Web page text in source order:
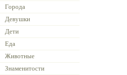
Города
Девушки
Дети
Еда
Животные
Знаменитости